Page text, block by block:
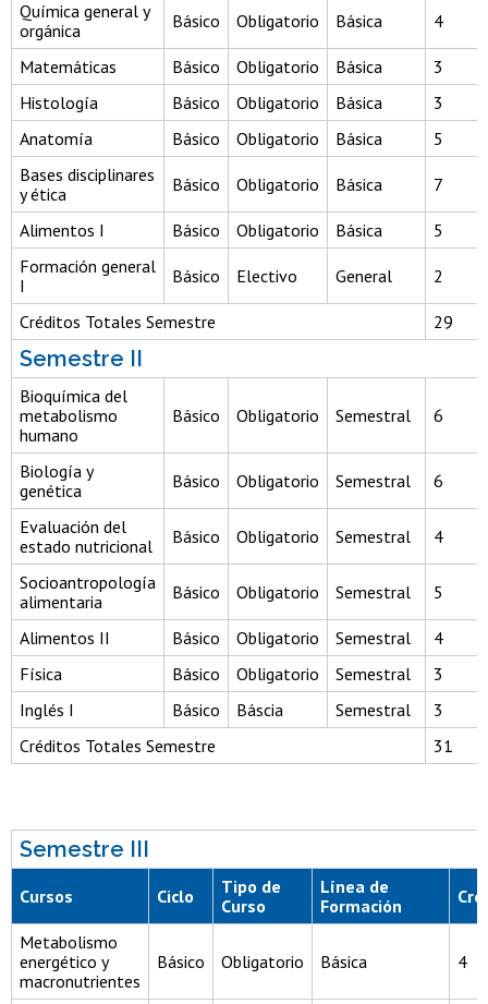
Química general y
orgánica
Básico Obligatorio Básica 4
Matemáticas Básico Obligatorio Básica
3
Histología
Básico Obligatorio Básica
3
Anatomía
Básico Obligatorio Básica
5
Bases disciplinares
y ética
Básico Obligatorio Básica 7
Alimentos I Básico Obligatorio Básica
5
Formación general
I
Básico Electivo General 2
Créditos Totales Semestre 29
Semestre II
Bioquímica del
metabolismo
humano
Básico Obligatorio Semestral 6
Biología y
genética
Básico Obligatorio Semestral 6
Evaluación del
estado nutricional
Básico Obligatorio Semestral 4
Socioantropología
alimentaria
Básico Obligatorio Semestral 5
Alimentos II Básico Obligatorio Semestral
4
Física
Básico Obligatorio Semestral
3
Inglés I
Básico Báscia Semestral
3
Créditos Totales Semestre
31
Semestre III
Cursos Ciclo
Tipo de
Curso
Línea de
Formación
Metabolismo
energético y
macronutrientes
Básico Obligatorio Básica 4